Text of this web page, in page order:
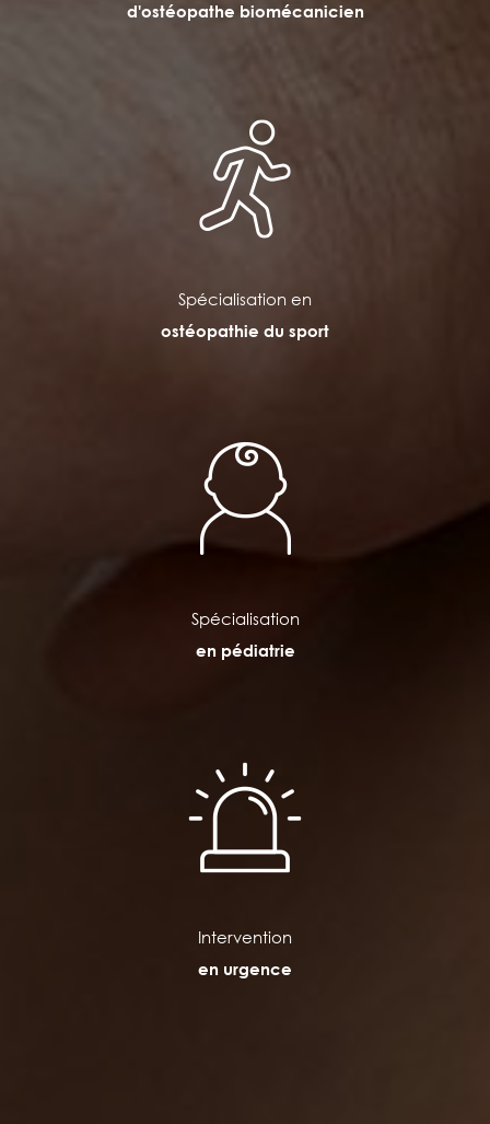
d'ostéopathe biomécanicien
Spécialisation en
ostéopathie du sport
Spécialisation
en pédiatrie
Intervention
en urgence